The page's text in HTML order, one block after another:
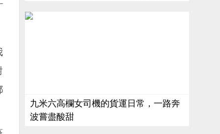
九米六高欄女司機的貨運日常，一路奔
波嘗盡酸甜